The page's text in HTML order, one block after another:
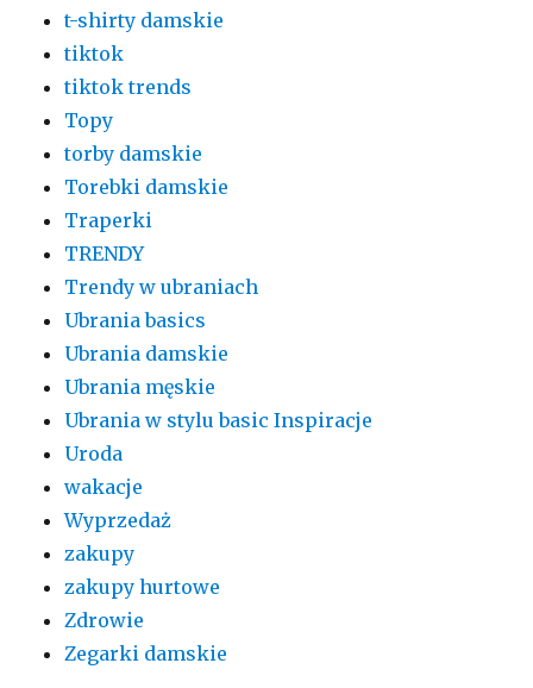
t-shirty damskie
tiktok
tiktok trends
Topy
torby damskie
Torebki damskie
Traperki
TRENDY
Trendy w ubraniach
Ubrania basics
Ubrania damskie
Ubrania męskie
Ubrania w stylu basic Inspiracje
Uroda
wakacje
Wyprzedaż
zakupy
zakupy hurtowe
Zdrowie
Zegarki damskie